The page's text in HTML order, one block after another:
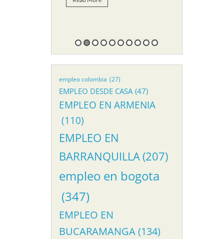
empleo colombia (27)
EMPLEO DESDE CASA (47)
EMPLEO EN ARMENIA
(110)
EMPLEO EN
BARRANQUILLA(207)
empleo en bogota
(347)
EMPLEO EN
BUCARAMANGA(134)